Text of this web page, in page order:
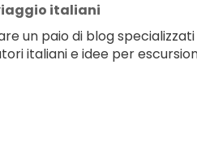
italiani
un paio di blog
italiani e idee per